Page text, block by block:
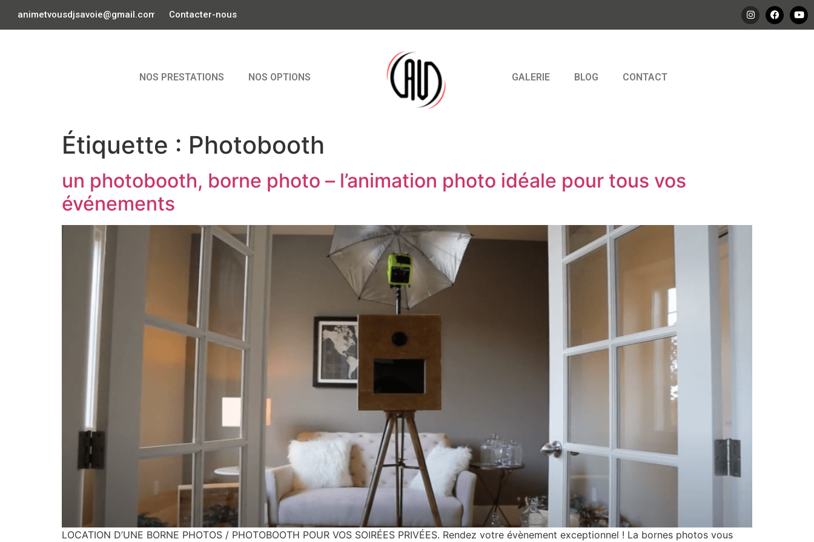
animetvousdjsavoie@gmail.com Contacter-nous
NOS PRESTATIONS NOS OPTIONS GALERIE BLOG CONTACT
Étiquette : Photobooth
un photobooth, borne photo – l’animation photo idéale pour tous vos
événements
LOCATION D’UNE BORNE PHOTOS / PHOTOBOOTH POUR VOS SOIRÉES PRIVÉES. Rendez votre évènement exceptionnel ! La bornes photos vous